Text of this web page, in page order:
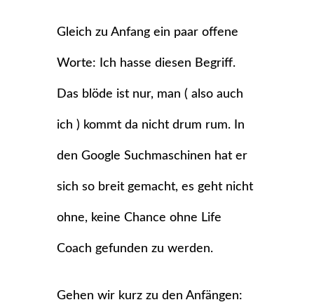
Gleich zu Anfang ein paar offene
Worte: Ich hasse diesen Begriff.
Das blöde ist nur, man ( also auch
ich ) kommt da nicht drum rum. In
den Google Suchmaschinen hat er
sich so breit gemacht, es geht nicht
ohne, keine Chance ohne Life
Coach gefunden zu werden.
Gehen wir kurz zu den Anfängen: